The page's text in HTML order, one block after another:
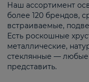
Наш ассортимент
более 120 брендов,
встраиваемые,
Есть роскошные
металлические,
стеклянные —
представить.